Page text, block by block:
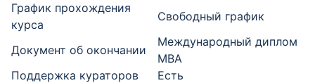
График прохождения
курса
Свободный график
Документ об окончании
Международный диплом
MBA
Поддержка кураторов
Есть